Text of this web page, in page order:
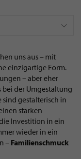
uns aus – mit
einzigartige Form.
– aber eher
bei der Umgestaltung
sind gestalterisch in
starken
Investition in ein
wieder in ein
– Familienschmuck